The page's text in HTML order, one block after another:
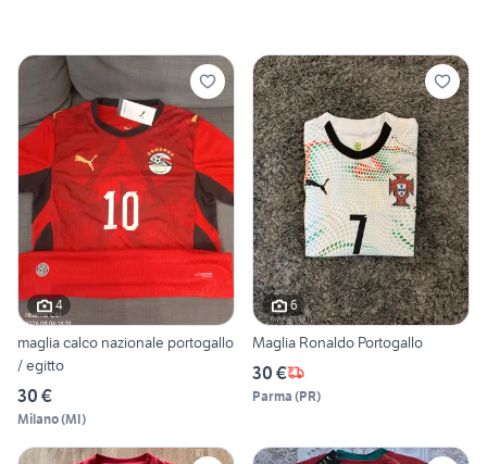
4
maglia calco nazionale portogallo
/ egitto
30 €
Milano(MI)
6
Maglia Ronaldo Portogallo
30 €
Parma (PR)